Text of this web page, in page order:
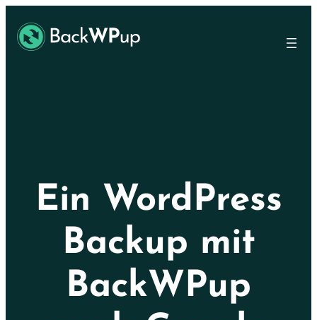
contenido
content
Ein WordPress
Backup mit
BackWPup